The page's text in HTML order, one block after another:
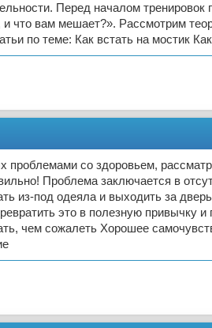
Перед началом
что вам мешает?». Рассмотрим
по теме: Как встать на мостик
проблемами со здоровьем,
Проблема заключается в
из-под одеяла и выходить за
это в полезную привычку и
чем сожалеть Хорошее